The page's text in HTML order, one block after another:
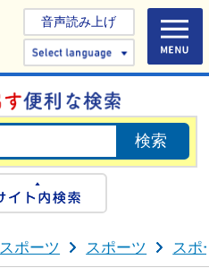
音声読み上げ
Select
検索
ポーツ スポーツ スポ